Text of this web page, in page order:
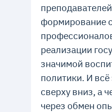
формирование
реализации
значимой
политики. И всё
сверху вниз, а
через обмен